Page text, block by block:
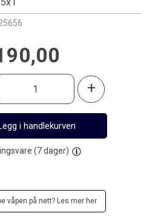
+
(7dager)
våpen på nett? Les mer her